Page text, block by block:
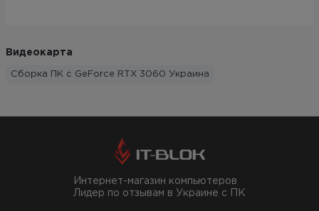
Видеокарта
Сборка ПК с GeForce RTX 3060 Украина
Интернет-магазин компьютеров
Лидер по отзывам в Украине с ПК